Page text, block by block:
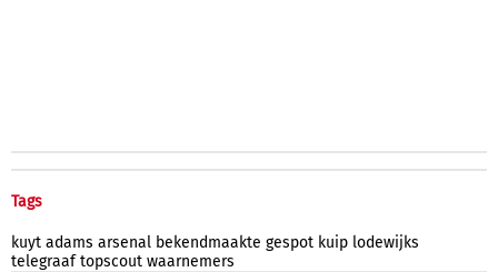
Tags
kuyt adams arsenal bekendmaakte gespot kuip lodewijks
telegraaf topscout waarnemers